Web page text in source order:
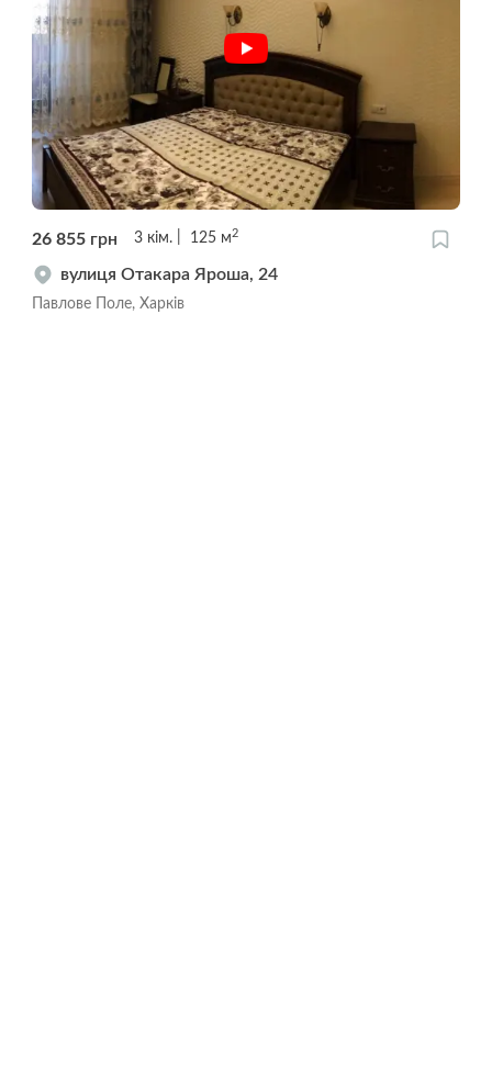
26 855 грн 3 кім. 125 м 2
вулиця Отакара Яроша, 24
Павлове Поле, Харків